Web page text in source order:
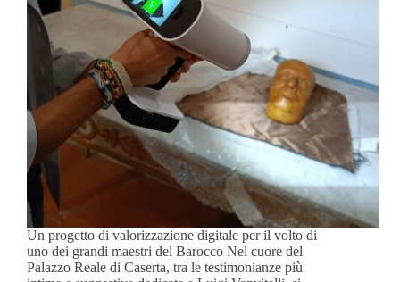
Un progetto di valorizzazione digitale per il volto di
uno dei grandi maestri del Barocco Nel cuore del
Palazzo Reale di Caserta, tra le testimonianze più